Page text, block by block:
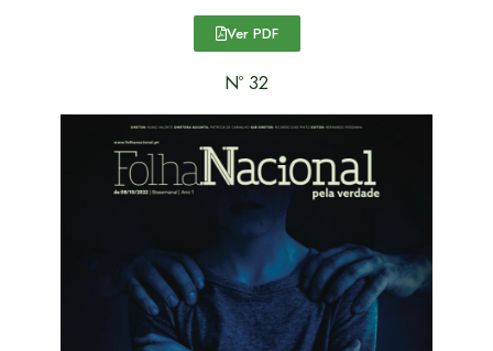
Ver PDF
Nº 32